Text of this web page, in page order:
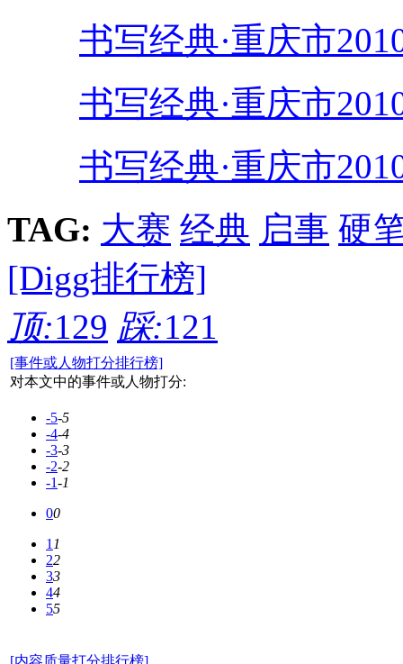
书写经典·重庆市
书写经典·重庆市
书写经典·重庆市
TAG: 大赛 经典 启事 硬
[Digg排行榜]
顶:129 踩:121
[事件或人物打分排行榜]
对本文中的事件或人物打分:
-5-5
-4-4
-3-3
-2-2
-1-1
00
11
22
33
44
55